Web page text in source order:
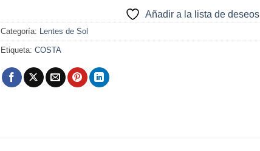
Añadir a la lista de deseos
Categoría: Lentes de Sol
Etiqueta: COSTA